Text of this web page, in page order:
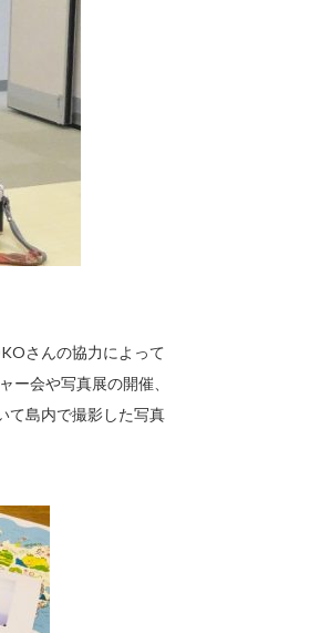
さんの協力によって
ー会や写真展の開催、
て島内で撮影した写真